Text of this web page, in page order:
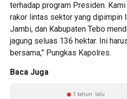
terhadap program Presiden.
rakor lintas sektor yang dipimpin
Jambi, dan Kabupaten Tebo
jagung seluas 136 hektar. Ini
bersama,” Pungkas Kapolres.
Baca Juga
1 tahun lalu